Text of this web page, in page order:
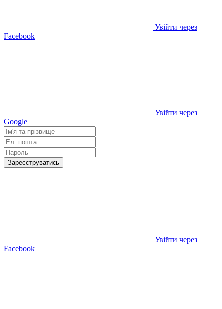
Увійти через
Facebook
Увійти через
Google
Зареєструватись
Увійти через
Facebook